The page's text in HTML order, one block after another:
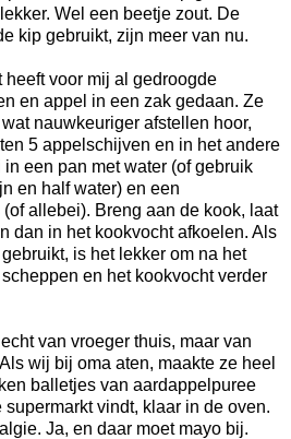
Wel een beetje zout. De
kip gebruikt, zijn meer van nu.
heeft voor mij al gedroogde
en appel in een zak gedaan. Ze
nauwkeuriger afstellen hoor,
5 appelschijven en in het andere
in een pan met water (of gebruik
en half water) en een
allebei). Breng aan de kook, laat
dan in het kookvocht afkoelen. Als
is het lekker om na het
en het kookvocht verder
van vroeger thuis, maar van
wij bij oma aten, maakte ze heel
balletjes van aardappelpuree
vindt, klaar in de oven.
Ja, en daar moet mayo bij.